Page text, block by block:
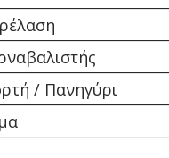
/ Πανηγύρι